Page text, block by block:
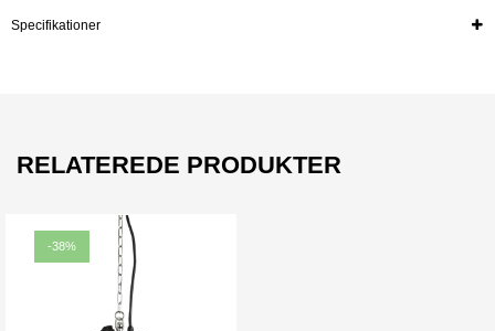
Specifikationer
RELATEREDE PRODUKTER
-38%